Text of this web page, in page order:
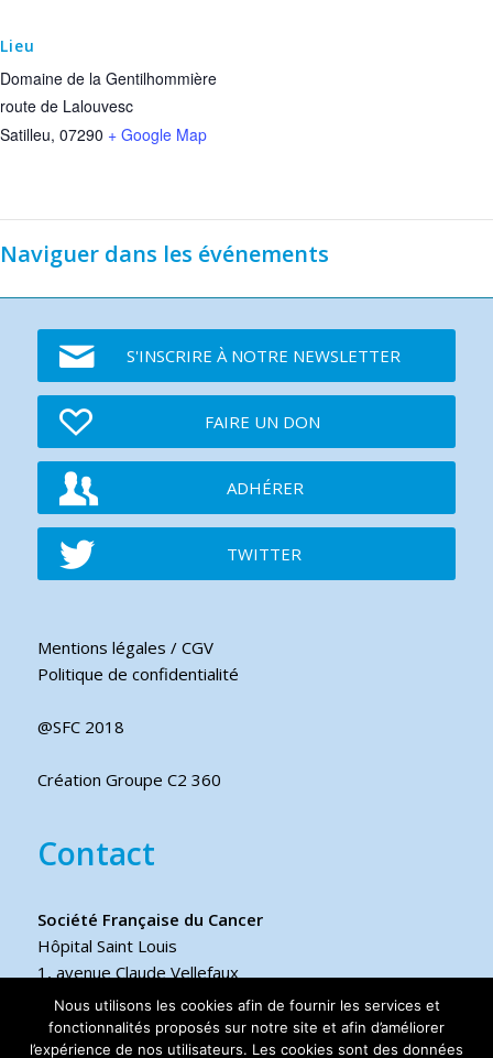
Lieu
Domaine de la Gentilhommière
route de Lalouvesc
Satilleu, 07290 + Google Map
Naviguer dans les événements
S'INSCRIRE À NOTRE NEWSLETTER
FAIRE UN DON
ADHÉRER
TWITTER
Mentions légales / CGV
Politique de confidentialité
@SFC 2018
Création Groupe C2 360
Contact
Société Française du Cancer
Hôpital Saint Louis
1, avenue Claude Vellefaux
75475 Paris cedex 10 FRANCE
Téléphone
Nous utilisons les cookies afin de fournir les services et
fonctionnalités proposés sur notre site et afin d’améliorer
l’expérience de nos utilisateurs. Les cookies sont des données